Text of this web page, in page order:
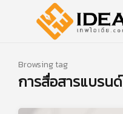
Browsing tag
การสื่อสารแบรนด์